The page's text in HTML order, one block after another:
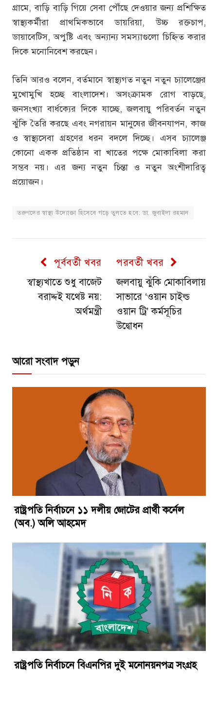
গ্রামে, বাড়ি বাড়ি গিয়ে সেবা পৌঁছে দেওয়ার জন্য প্রশিক্ষিত
স্বাস্থ্যকর্মীরা প্রাথমিকভাবে ডায়রিয়া, উচ্চ রক্তচাপ,
ডায়াবেটিস, অপুষ্টি এবং অন্যান্য সমস্যাগুলো চিহ্নিত করার
দিকে মনোনিবেশ করছেন।
তিনি আরও বলেন, বর্তমানে স্বাস্থ্যগত নতুন নতুন চ্যালেঞ্জের
মুখোমুখি হচ্ছে বাংলাদেশ। অসংক্রামক রোগ বাড়ছে,
জনসংখ্যা বার্ধক্যের দিকে যাচ্ছে, জলবায়ু পরিবর্তন নতুন
ঝুঁকি তৈরি করছে এবং নগরায়ন মানুষের জীবনযাপন, কাজ
ও স্বাস্থ্যসেবা গ্রহণের ধরন বদলে দিচ্ছে। এসব চ্যালেঞ্জ
কোনো একক প্রতিষ্ঠান বা খাতের পক্ষে মোকাবিলা করা
সম্ভব নয়। এর জন্য নতুন চিন্তা ও নতুন অংশীদারিত্ব
প্রয়োজন।
তরুণদের স্বাস্থ্য উদ্যোক্তা হিসেবে গড়ে তুলতে হবে: ডা. জুবাইদা রহমান
পূর্ববর্তী খবর
স্বাস্থ্যখাতে শুধু বাজেট
বরাদ্দই যথেষ্ট নয়:
অর্থমন্ত্রী
পরবর্তী খবর
জলবায়ু ঝুঁকি মোকাবিলায়
সাভারে ‘ওয়ান চাইল্ড
ওয়ান ট্রি’ কর্মসূচির
উদ্বোধন
আরো সংবাদ পড়ুন
রাষ্ট্রপতি নির্বাচনে ১১ দলীয় জোটের প্রার্থী কর্নেল
(অব.) অলি আহমেদ
রাষ্ট্রপতি নির্বাচনে বিএনপির দুই মনোনয়নপত্র সংগ্রহ